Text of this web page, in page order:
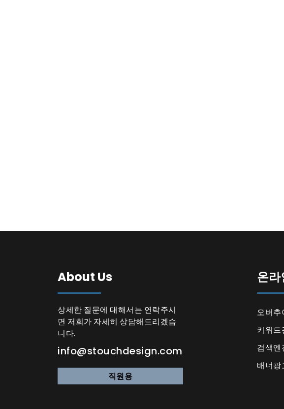
About Us
상세한 질문에 대해서는 연락주시
면 저희가 자세히 상담해드리겠습
니다.
info@stouchdesign.com
직원용
온라
오버추
키워드
검색엔
배너광